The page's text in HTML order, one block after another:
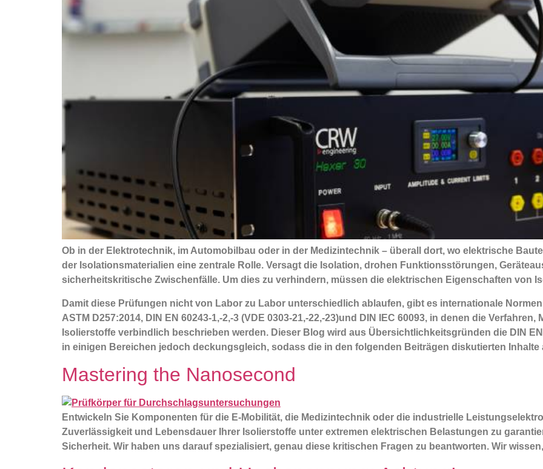
Ob in der Elektrotechnik, im Automobilbau oder in der Medizintechnik – überall dort, wo elektrische
der Isolationsmaterialien eine zentrale Rolle. Versagt die Isolation, drohen Funktionsstörungen,
sicherheitskritische Zwischenfälle. Um dies zu verhindern, müssen die elektrischen Eigenschaften von
Damit diese Prüfungen nicht von Labor zu Labor unterschiedlich ablaufen, gibt es internationale
ASTM D257:2014, DIN EN 60243-1,-2,-3 (VDE 0303-21,-22,-23)und DIN IEC 60093, in denen die
Isolierstoffe verbindlich beschrieben werden. Dieser Blog wird aus Übersichtlichkeitsgründen die DIN
in einigen Bereichen jedoch deckungsgleich, sodass die in den folgenden Beiträgen diskutierten
Mastering the Nanosecond
Entwickeln Sie Komponenten für die E-Mobilität, die Medizintechnik oder die industrielle
Zuverlässigkeit und Lebensdauer Ihrer Isolierstoffe unter extremen elektrischen Belastungen zu
Sicherheit. Wir haben uns darauf spezialisiert, genau diese kritischen Fragen zu beantworten. Wir